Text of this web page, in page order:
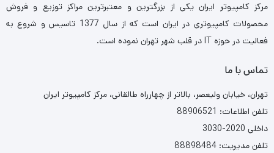
مرکز کامپیوتر ایران یکی از بزرگترین و معتبرترین مراکز توزیع و فروش
محصولات کامپیوتری در ایران است که از سال 1377 تاسیس و شروع به
فعالیت در حوزه IT در قلب شهر تهران نموده است.
تماس با ما
تهران، خیابان ولیعصر، بالاتر از چهارراه طالقانی، مرکز کامپیوتر ایران
تلفن اطلاعات: 88906521
داخلی 2020-3030
تلفن مدیریت: 88898484